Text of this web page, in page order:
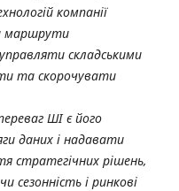
компанії
маршрути
складськими
та скорочувати
ШІ є його
даних і надавати
стратегічних рішень,
сезонність і ринкові